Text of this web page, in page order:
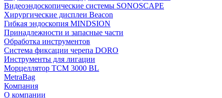
Видеоэндоскопические системы SONOSCAPE
Хирургические дисплеи Beacon
Гибкая эндоскопия MINDSION
Принадлежности и запасные части
Обработка инструментов
Система фиксации черепа DORO
Инструменты для лигации
Морцеллятор ТСМ 3000 BL
MetraBag
Компания
О компании